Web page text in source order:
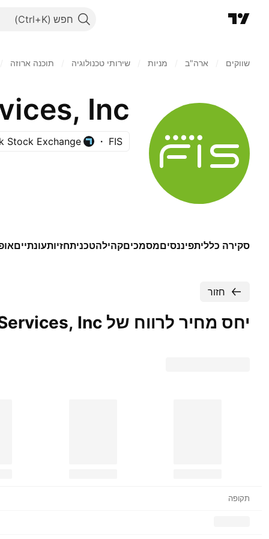
חפש
שווקים ארה"ב‏ מניות‏ שירותי טכנולוגיה תוכנה ארוזה
Inc.
FIS
Stock Exchange
סקירה כלליתפיננסיםמסמכיםקהילהטכניתחזיותעונתיים
חזור
יחס מחיר לרווח של Fidelity National Information Services, Inc..
תקופה